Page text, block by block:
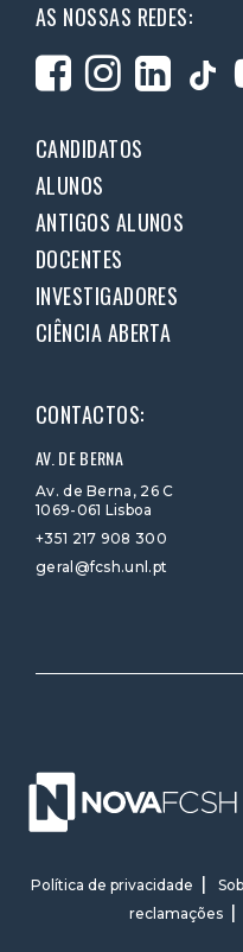
AS NOSSAS REDES:
CANDIDATOS
ALUNOS
ANTIGOS ALUNOS
DOCENTES
INVESTIGADORES
CIÊNCIA ABERTA
CONTACTOS:
AV. DE BERNA
Av. de Berna, 26 C
1069-061 Lisboa
+351 217 908 300
geral@fcsh.unl.pt
Política de privacidade
reclamações